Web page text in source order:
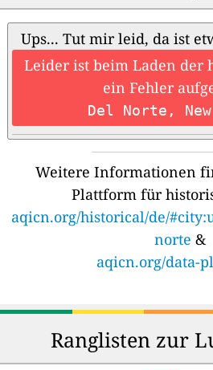
Ups... Tut mir leid, da ist
Leider ist beim Laden der
ein Fehler
Del Norte,
Weitere Informationen
Plattform für
aqicn.org/historical/de/
norte &
aqicn.org/data-
Ranglisten zur